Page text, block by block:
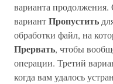
варианта
вариантПропустить
обработки файл, на
Прервать, чтобы
операции. Третий
когда вам удалось